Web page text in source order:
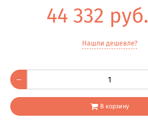
44 332 руб.
Нашли дешевле?
–
В корзину